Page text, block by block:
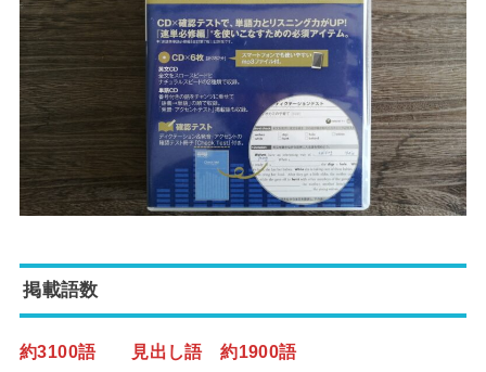
掲載語数
約3100語 見出し語 約1900語